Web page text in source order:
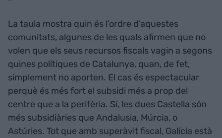
La taula mostra quin és l’ordre d’aquestes
comunitats, algunes de les quals afirmen que no
volen que els seus recursos fiscals vagin a segons
quines polítiques de Catalunya, quan, de fet,
simplement no aporten. El cas és espectacular
perquè és més fort el subsidi més a prop del
centre que a la perifèria. Sí, les dues Castella són
més subsidiàries que Andalusia, Múrcia, o
Astúries. Tot que amb superàvit fiscal, Galícia està